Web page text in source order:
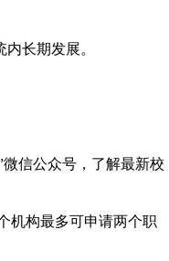
长期发展。
信公众号，了解最新校
机构最多可申请两个职